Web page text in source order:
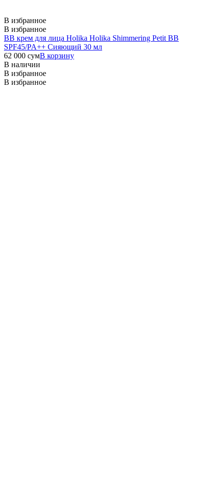
В избранное
В избранное
ВВ крем для лица Holika Holika Shimmering Petit BB
SPF45/PA++ Сияющий 30 мл
62 000 сумВ корзину
В наличии
В избранное
В избранное